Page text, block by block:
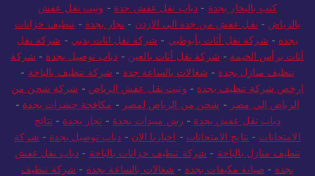
كنب بالبخار بجدة - دباب نقل عفش جدة - ونيت نقل عفش
بالرياض - نقل عفش من جدة الي الاردن - نجار بجدة - تنظيف خزانات
بجدة - شركة نقل أثاث بأبوظبي - شركة نقل اثاث بدبي - شركة نقل
أثاث برأس الخيمة - شركة نقل أثاث بالعين - دباب توصيل بجدة - شركة
تنظيف منازل بجدة - شغالات بالساعة جدة - شركة تنظيف بالباحة -
ارخص شركة تنظيف بجدة - ونيت نقل عفش الرياض - شركة شحن من
الرياض الي مصر - شحن من الرياض لمصر - مكافحة حشرات بجدة -
دباب نقل عفش بجدة - رش مبيدات بجدة - نجار بجدة - نتائج
الامتحانات - نتايج الامتحانات - اخبارنا الان - دباب توصيل بجدة - شركة
تنظيف منازل بالباحة - شركة تنظيف خزانات بالباحة - دباب نقل عفش
بجدة - صيانة مكيفات بجدة - شغالات بالساعة بجدة - شركة تنظيف